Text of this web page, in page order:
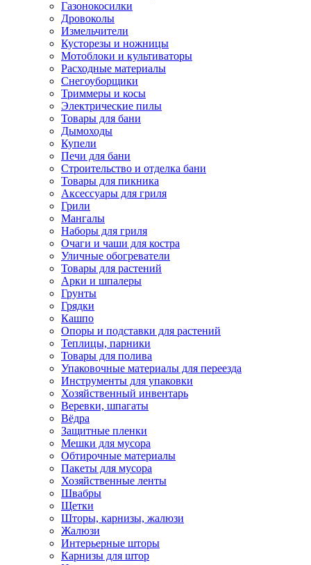
Газонокосилки
Дровоколы
Измельчители
Кусторезы и ножницы
Мотоблоки и культиваторы
Расходные материалы
Снегоуборщики
Триммеры и косы
Электрические пилы
Товары для бани
Дымоходы
Купели
Печи для бани
Строительство и отделка бани
Товары для пикника
Аксессуары для гриля
Грили
Мангалы
Наборы для гриля
Очаги и чаши для костра
Уличные обогреватели
Товары для растений
Арки и шпалеры
Грунты
Грядки
Кашпо
Опоры и подставки для растений
Теплицы, парники
Товары для полива
Упаковочные материалы для переезда
Инструменты для упаковки
Хозяйственный инвентарь
Веревки, шпагаты
Вёдра
Защитные пленки
Мешки для мусора
Обтирочные материалы
Пакеты для мусора
Хозяйственные ленты
Швабры
Щетки
Шторы, карнизы, жалюзи
Жалюзи
Интерьерные шторы
Карнизы для штор